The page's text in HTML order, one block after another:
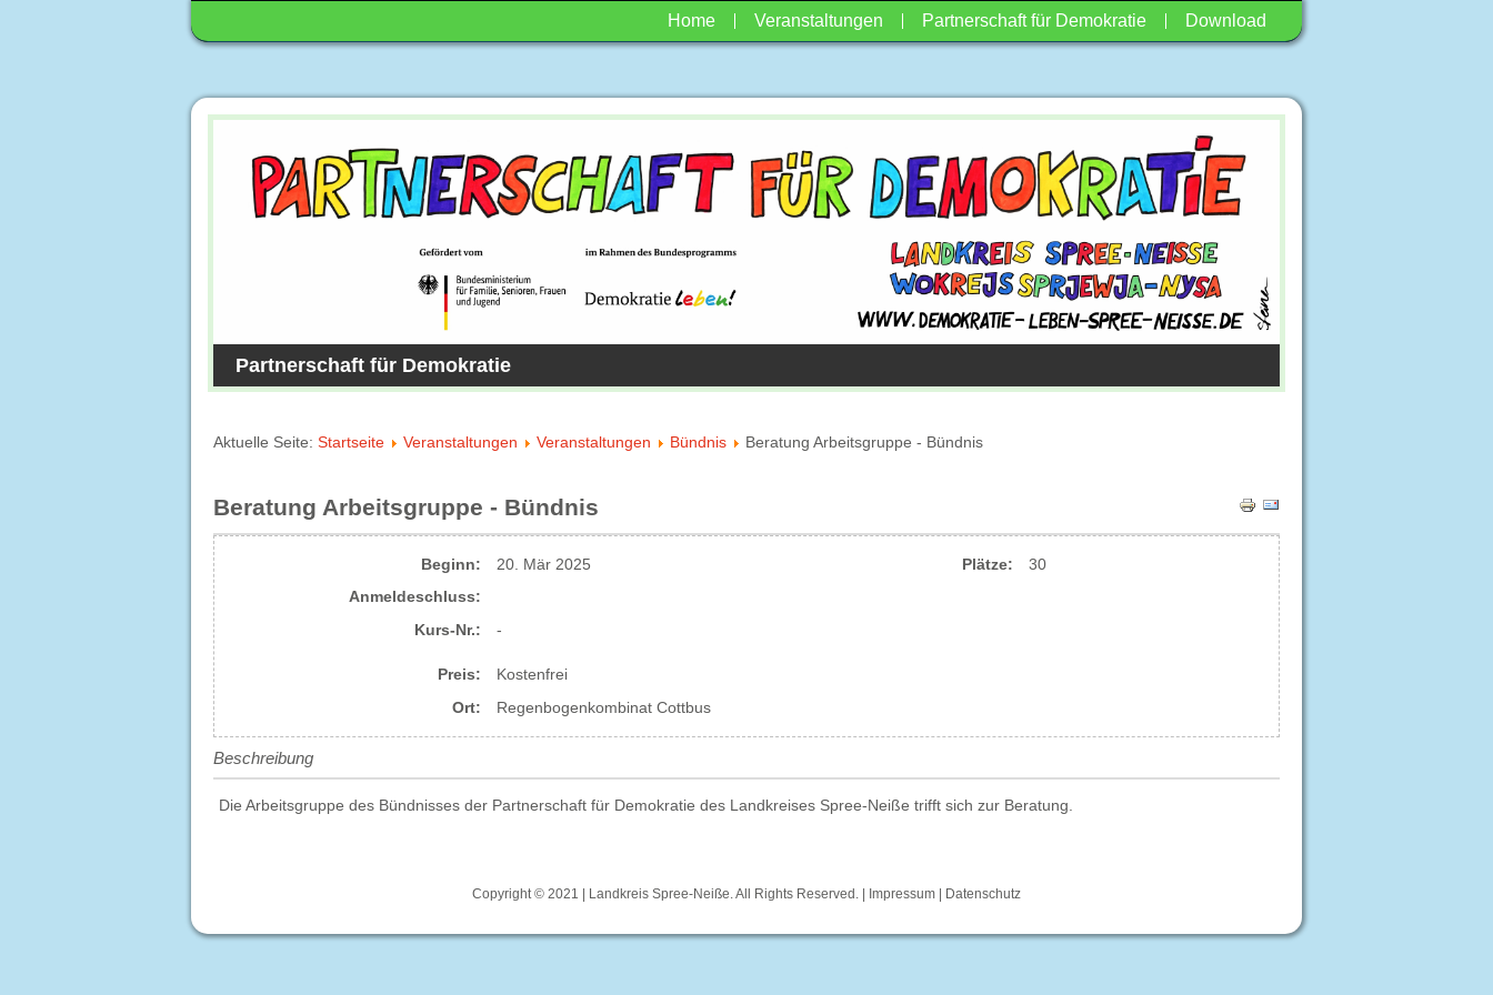
Home Veranstaltungen Partnerschaft für Demokratie Download
Partnerschaft für Demokratie
Aktuelle Seite: Startseite Veranstaltungen Veranstaltungen Bündnis Beratung Arbeitsgruppe - Bündnis
Beratung Arbeitsgruppe - Bündnis
Beginn:
20. Mär 2025
Anmelde​schluss:
Kurs-Nr.:
-
Preis:
Kostenfrei
Ort:
Regenbogenkombinat Cottbus
Plätze: 30
Beschreibung
Die Arbeitsgruppe des Bündnisses der Partnerschaft für Demokratie des Landkreises Spree-Neiße trifft sich zur Beratung.
Copyright © 2021 | Landkreis Spree-Neiße. All Rights Reserved. | Impressum Datenschutz